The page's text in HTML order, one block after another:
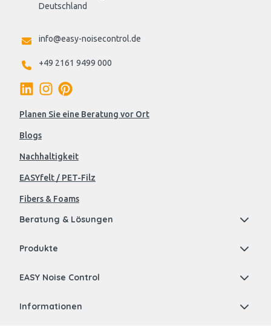
Deutschland
info@easy-noisecontrol.de
+49 2161 9499 000
Planen Sie eine Beratung vor Ort
Blogs
Nachhaltigkeit
EASYfelt / PET-Filz
Fibers & Foams
Beratung & Lösungen
Produkte
EASY Noise Control
Informationen